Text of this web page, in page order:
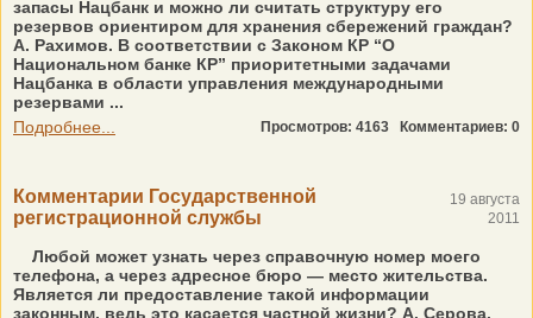
запасы Нацбанк и можно ли считать структуру его
резервов ориентиром для хранения сбережений граждан?
А. Рахимов. В соответствии с Законом КР “О
Национальном банке КР” приоритетными задачами
Нацбанка в области управления международными
резервами ...
Подробнее...
Просмотров: 4163 Комментариев: 0
Комментарии Государственной
регистрационной службы
19 августа
2011
Любой может узнать через справочную номер моего
телефона, а через адресное бюро — место жительства.
Является ли предоставление такой информации
законным, ведь это касается частной жизни? А. Серова.